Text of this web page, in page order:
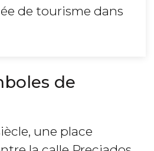
de tourisme dans
de
une place